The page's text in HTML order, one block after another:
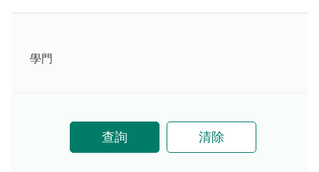
學門
查詢 清除